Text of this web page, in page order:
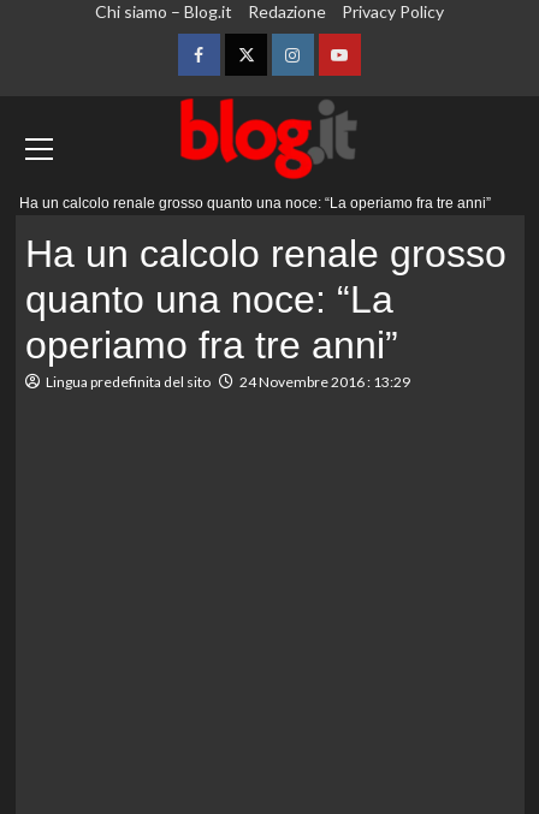
Chi siamo – Blog.it Redazione Privacy Policy
FacebookTwitterInstagramYouTube
Ha un calcolo renale grosso quanto una noce: “La operiamo fra tre anni”
Ha un calcolo renale grosso
quanto una noce: “La
operiamo fra tre anni”
Lingua predefinita del sito 24 Novembre 2016 : 13:29